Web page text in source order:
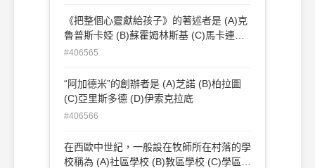
《把整個心靈獻給孩子》的著述者是 (A)克
魯普斯卡婭 (B)蘇霍姆林斯基 (C)馬卡連柯
(D)凱洛夫
#406565
“阿加德米”的創辦者是 (A)芝諾 (B)柏拉圖
(C)亞里斯多德 (D)伊索克拉底
#406566
在西歐中世紀，一般設在牧師所在村落的學
校稱為 (A)社區學校 (B)教區學校 (C)學區學